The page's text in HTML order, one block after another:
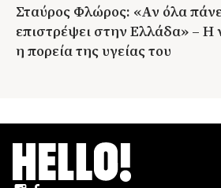
Σταύρος Φλώρος: «Αν όλα
επιστρέψει στην Ελλάδα» – Η
η πορεία της υγείας του